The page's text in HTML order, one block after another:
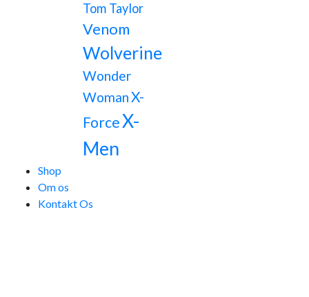
Tom Taylor
Venom
Wolverine
Wonder
WomanX-
ForceX-
Men
Shop
Om os
Kontakt Os